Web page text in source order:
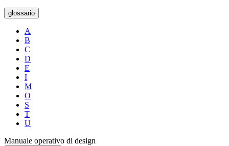
glossario
A
B
C
D
E
I
M
O
S
T
U
Manuale operativo di design